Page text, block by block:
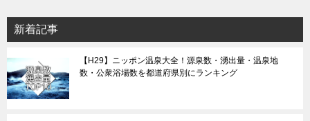
新着記事
【H29】ニッポン温泉大全！源泉数・湧出量・温泉地
数・公衆浴場数を都道府県別にランキング